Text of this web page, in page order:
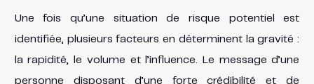
Une fois qu’une situation de risque potentiel est
identifiée, plusieurs facteurs en déterminent la gravité :
la rapidité, le volume et l’influence. Le message d’une
personne disposant d’une forte crédibilité et de